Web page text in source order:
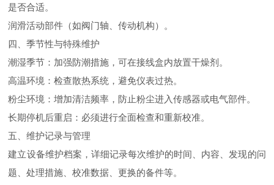
是否合适。
润滑活动部件（如阀门轴、传动机构）。
四、季节性与特殊维护
潮湿季节：加强防潮措施，可在接线盒内放置干燥剂。
高温环境：检查散热系统，避免仪表过热。
粉尘环境：增加清洁频率，防止粉尘进入传感器或电气部件。
长期停机后重启：必须进行全面检查和重新校准。
五、维护记录与管理
建立设备维护档案，详细记录每次维护的时间、内容、发现的问
题、处理措施、校准数据、更换的备件等。